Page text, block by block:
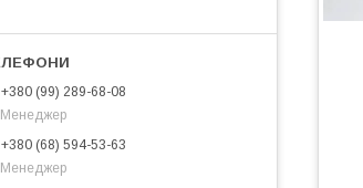
+380 (99) 289-68-08
Менеджер
+380 (68) 594-53-63
Менеджер